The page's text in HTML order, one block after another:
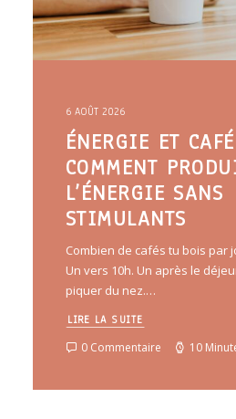
6 AOÛT 2026
ÉNERGIE ET
COMMENT
L’ÉNERGIE SANS
STIMULANTS
Combien de cafés tu bois par
Un vers 10h. Un après le
piquer du nez.…
LIRE LA SUITE
0 Commentaire 10